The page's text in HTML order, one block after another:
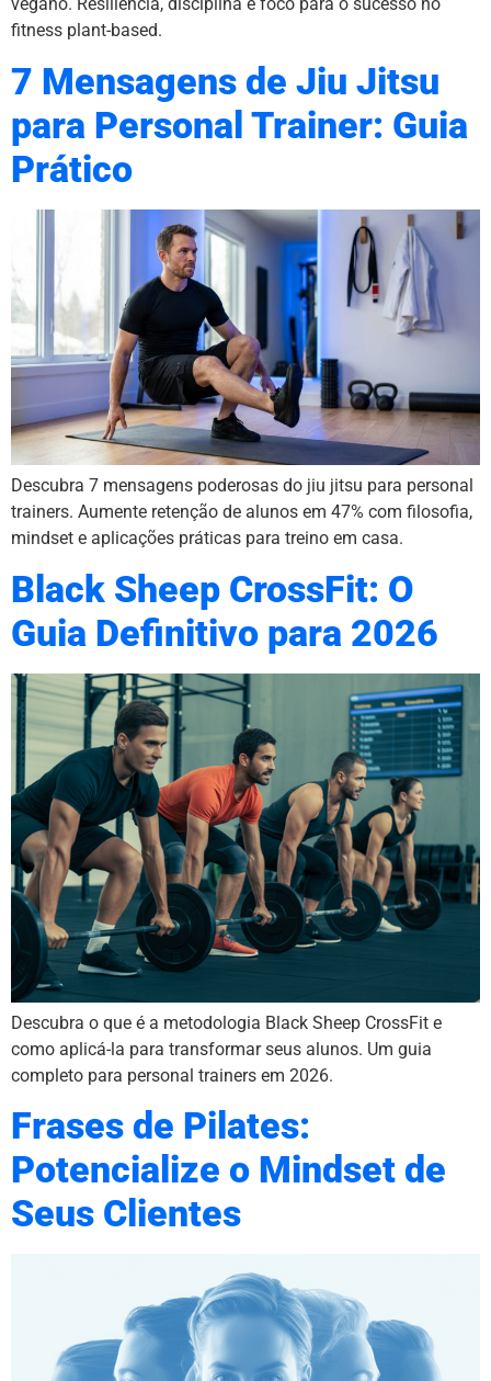
fitness plant-based.
7 Mensagens de Jiu Jitsu
para Personal Trainer: Guia
Prático
Descubra 7 mensagens poderosas do jiu jitsu para personal
trainers. Aumente retenção de alunos em 47% com filosofia,
mindset e aplicações práticas para treino em casa.
Black Sheep CrossFit: O
Guia Definitivo para 2026
Descubra o que é a metodologia Black Sheep CrossFit e
como aplicá-la para transformar seus alunos. Um guia
completo para personal trainers em 2026.
Frases de Pilates:
Potencialize o Mindset de
Seus Clientes